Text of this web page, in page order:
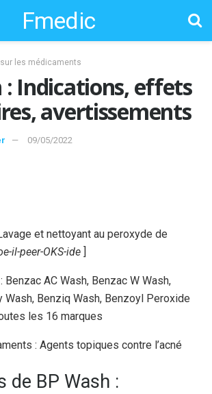
Fmedic
les médicaments
: Indications, effets
avertissements
09/05/2022
et nettoyant au peroxyde de
il-peer-OKS-ide ]
Benzac AC Wash, Benzac W Wash,
Wash, Benziq Wash, Benzoyl Peroxide
les 16 marques
: Agents topiques contre l’acné
de BP Wash :